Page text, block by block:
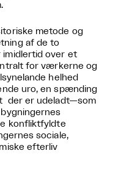
metode og
af de to
over et
for værkerne og
helhed
uro, en spænding
der er udeladt—som
konfliktfyldte
sociale,
efterliv